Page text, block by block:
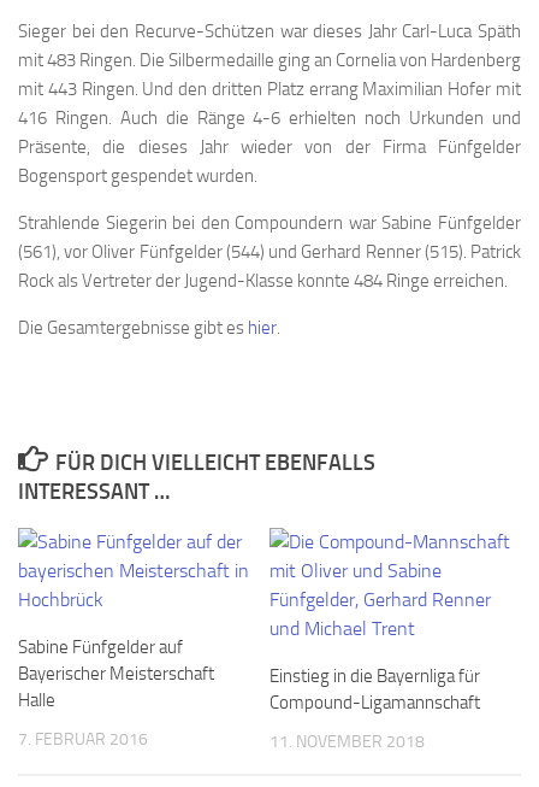
Sieger bei den Recurve-Schützen war dieses Jahr Carl-Luca Späth
mit 483 Ringen. Die Silbermedaille ging an Cornelia von Hardenberg
mit 443 Ringen. Und den dritten Platz errang Maximilian Hofer mit
416 Ringen. Auch die Ränge 4-6 erhielten noch Urkunden und
Präsente, die dieses Jahr wieder von der Firma Fünfgelder
Bogensport gespendet wurden.
Strahlende Siegerin bei den Compoundern war Sabine Fünfgelder
(561), vor Oliver Fünfgelder (544) und Gerhard Renner (515). Patrick
Rock als Vertreter der Jugend-Klasse konnte 484 Ringe erreichen.
Die Gesamtergebnisse gibt es hier.
FÜR DICH VIELLEICHT EBENFALLS
INTERESSANT …
Sabine Fünfgelder auf
Bayerischer Meisterschaft
Halle
7. FEBRUAR 2016
Einstieg in die Bayernliga für
Compound-Ligamannschaft
11. NOVEMBER 2018